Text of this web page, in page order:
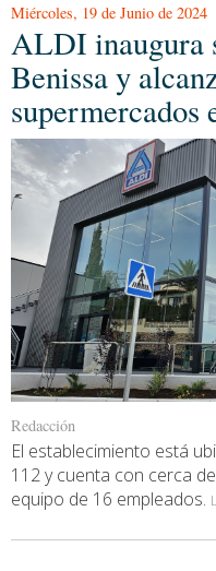
Miércoles, 19 de Junio de 2024
ALDI inaugura
Benissa y
supermercados
Redacción
El establecimiento está
112 y cuenta con cerca
equipo de 16 empleados.